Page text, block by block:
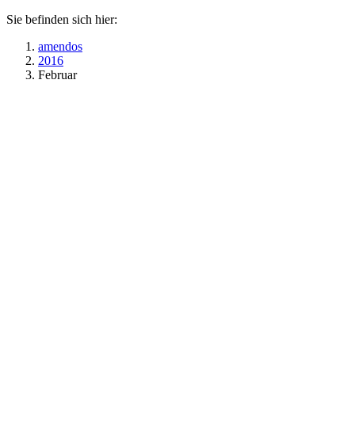
Sie befinden sich hier:
amendos
2016
Februar